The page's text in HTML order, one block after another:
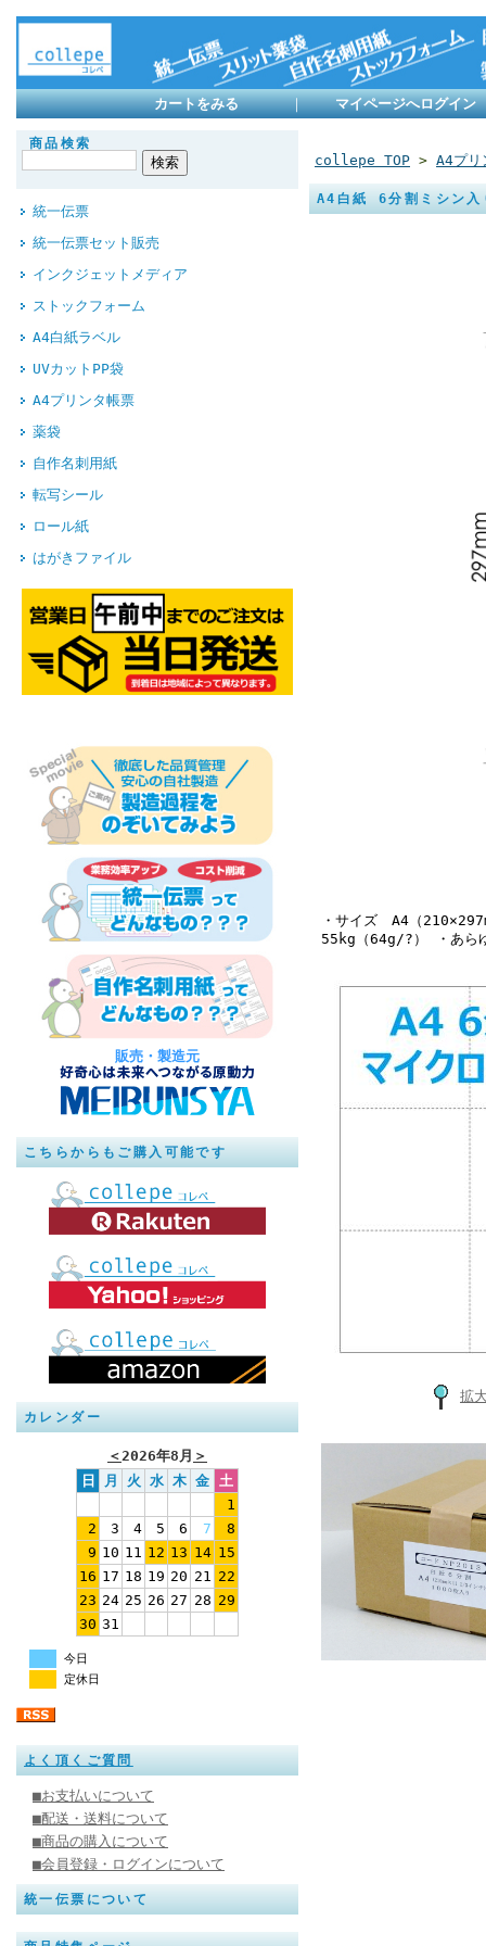
カートをみる ｜ マイページへログイン
商品検索
統一伝票
統一伝票セット販売
インクジェットメディア
ストックフォーム
A4白紙ラベル
UVカットPP袋
A4プリンタ帳票
薬袋
自作名刺用紙
転写シール
ロール紙
はがきファイル
販売・製造元
こちらからもご購入可能です
カレンダー
＜ 2026年8月 ＞
日
月 火 水 木 金
土
1
2
3 4 5 6 7
8
9 10 11 12 13 14 15
16 17 18 19 20 21
22
23 24 25 26 27 28 29
30 31
今日
定休日
よく頂くご質問
■お支払いについて
■配送・送料について
■商品の購入について
■会員登録・ログインについて
統一伝票について
collepe TOP > A4プリ
A4白紙 6分割ミシン
・サイズ A4（
55kg（64g/?） ・あら
拡